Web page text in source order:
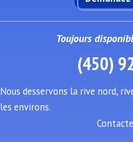
Toujours
(450)
Nous desservons la rive nord,
les environs.